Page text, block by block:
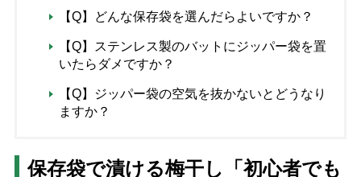
【Q】どんな保存袋を選んだらよいですか？
【Q】ステンレス製のバットにジッパー袋を置
いたらダメですか？
【Q】ジッパー袋の空気を抜かないとどうなり
ますか？
保存袋で漬ける梅干し「初心者でも